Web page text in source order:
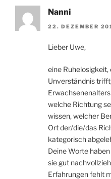
Nanni
22. DEZEMBER
Lieber Uwe,
eine
Unverständnis
welche Richtung
wissen, welcher
Ort der/die/das
kategorisch
Deine Worte
sie gut
Erfahrungen fehlt